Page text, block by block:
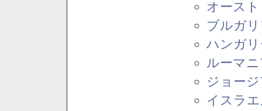
オース
ブルガ
ハンガ
ルーマ
ジョー
イスラ